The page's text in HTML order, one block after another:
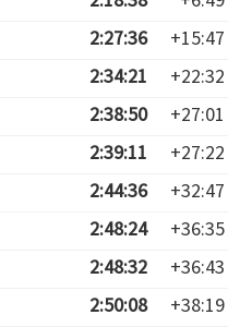
2:27:36 +15:47
2:34:21 +22:32
2:38:50 +27:01
2:39:11 +27:22
2:44:36 +32:47
2:48:24 +36:35
2:48:32 +36:43
2:50:08 +38:19